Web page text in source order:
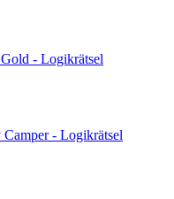
- Logikrätsel
Camper - Logikrätsel